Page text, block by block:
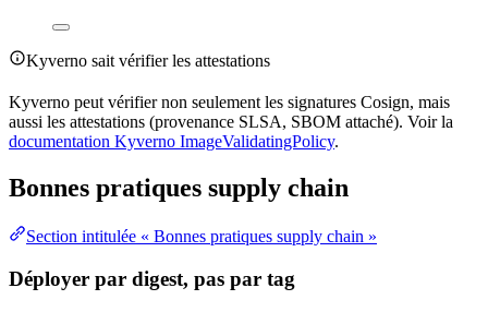
Kyverno sait vérifier les attestations
Kyverno peut vérifier non seulement les signatures Cosign, mais
aussi les attestations (provenance SLSA, SBOM attaché). Voir la
documentation Kyverno ImageValidatingPolicy.
Bonnes pratiques supply chain
Section intitulée « Bonnes pratiques supply chain »
Déployer par digest, pas par tag